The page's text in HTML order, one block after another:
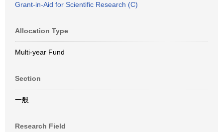
Grant-in-Aid for Scientific Research (C)
Allocation Type
Multi-year Fund
Section
一般
Research Field